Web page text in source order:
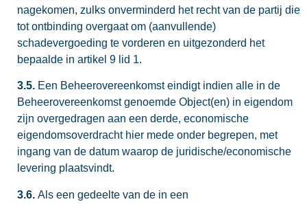
nagekomen, zulks onverminderd het recht van de partij die
tot ontbinding overgaat om (aanvullende)
schadevergoeding te vorderen en uitgezonderd het
bepaalde in artikel 9 lid 1.
3.5. Een Beheerovereenkomst eindigt indien alle in de
Beheerovereenkomst genoemde Object(en) in eigendom
zijn overgedragen aan een derde, economische
eigendomsoverdracht hier mede onder begrepen, met
ingang van de datum waarop de juridische/economische
levering plaatsvindt.
3.6. Als een gedeelte van de in een